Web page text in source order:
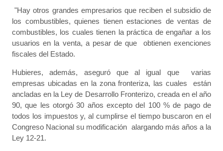
"Hay otros grandes empresarios que reciben el subsidio de
los combustibles, quienes tienen estaciones de ventas de
combustibles, los cuales tienen la práctica de engañar a los
usuarios en la venta, a pesar de que obtienen exenciones
fiscales del Estado.
Hubieres, además, aseguró que al igual que varias
empresas ubicadas en la zona fronteriza, las cuales están
ancladas en la Ley de Desarrollo Fronterizo, creada en el año
90, que les otorgó 30 años excepto del 100 % de pago de
todos los impuestos y, al cumplirse el tiempo buscaron en el
Congreso Nacional su modificación alargando más años a la
Ley 12-21.